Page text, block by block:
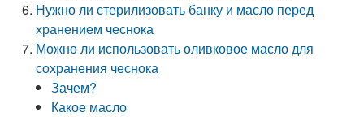
Нужно ли стерилизовать банку и масло перед
хранением чеснока
Можно ли использовать оливковое масло для
сохранения чеснока
Зачем?
Какое масло